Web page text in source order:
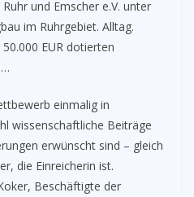
und Emscher e.V. unter
im Ruhrgebiet. Alltag.
EUR dotierten
einmalig in
wissenschaftliche Beiträge
erwünscht sind – gleich
die Einreicherin ist.
Beschäftigte der